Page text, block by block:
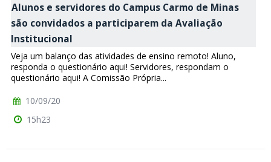
Alunos e servidores do Campus Carmo de Minas
são convidados a participarem da Avaliação
Institucional
Veja um balanço das atividades de ensino remoto! Aluno,
responda o questionário aqui! Servidores, respondam o
questionário aqui! A Comissão Própria...
10/09/20
15h23